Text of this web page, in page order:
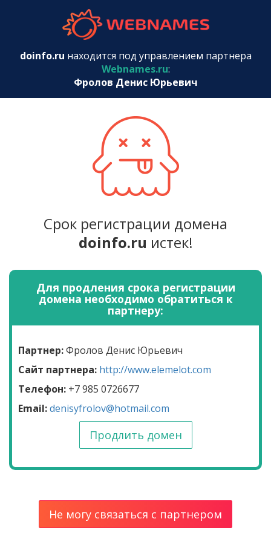
doinfo.ru находится под управлением партнера
Webnames.ru:
Фролов Денис Юрьевич
Срок регистрации домена
doinfo.ru истек!
Для продления срока регистрации
домена необходимо обратиться к
партнеру:
Партнер:Фролов Денис Юрьевич
Сайт партнера: http://www.elemelot.com
Телефон: +7 985 0726677
Email:denisyfrolov@hotmail.com
Продлить домен
Не могу связаться с партнером